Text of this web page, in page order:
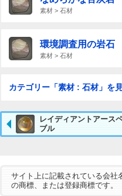
素材 > 石材
環境調査用の岩石
素材 > 石材
カテゴリー「素材 : 石材」を
レイディアントアース
ブル
サイト上に記載されている会社
の商標、または登録商標です。